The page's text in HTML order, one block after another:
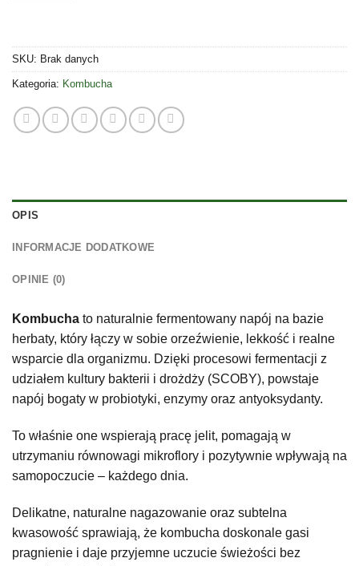
SKU: Brak danych
Kategoria: Kombucha
OPIS
INFORMACJE DODATKOWE
OPINIE (0)
Kombucha to naturalnie fermentowany napój na bazie
herbaty, który łączy w sobie orzeźwienie, lekkość i realne
wsparcie dla organizmu. Dzięki procesowi fermentacji z
udziałem kultury bakterii i drożdży (SCOBY), powstaje
napój bogaty w probiotyki, enzymy oraz antyoksydanty.
To właśnie one wspierają pracę jelit, pomagają w
utrzymaniu równowagi mikroflory i pozytywnie wpływają na
samopoczucie – każdego dnia.
Delikatne, naturalne nagazowanie oraz subtelna
kwasowość sprawiają, że kombucha doskonale gasi
pragnienie i daje przyjemne uczucie świeżości bez